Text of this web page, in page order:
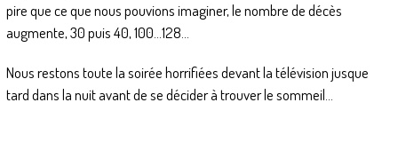
pire que ce que nous pouvions imaginer, le nombre de décès
augmente, 30 puis 40, 100…128…
Nous restons toute la soirée horrifiées devant la télévision jusque
tard dans la nuit avant de se décider à trouver le sommeil…